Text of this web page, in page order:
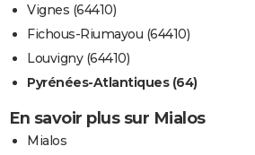
Vignes (64410)
Fichous-Riumayou (64410)
Louvigny (64410)
Pyrénées-Atlantiques (64)
En savoir plus sur Mialos
Mialos